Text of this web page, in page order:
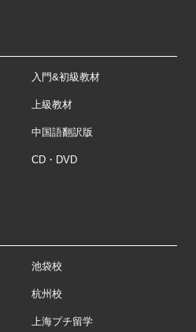
入門&初級教材
上級教材
中国語翻訳版
CD・DVD
池袋校
杭州校
上海プチ留学